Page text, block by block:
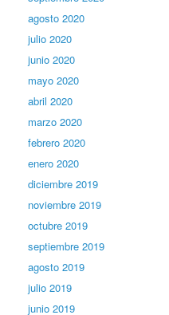
agosto 2020
julio 2020
junio 2020
mayo 2020
abril 2020
marzo 2020
febrero 2020
enero 2020
diciembre 2019
noviembre 2019
octubre 2019
septiembre 2019
agosto 2019
julio 2019
junio 2019